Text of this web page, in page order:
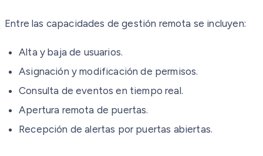
Entre las capacidades de gestión remota se incluyen:
Alta y baja de usuarios.
Asignación y modificación de permisos.
Consulta de eventos en tiempo real.
Apertura remota de puertas.
Recepción de alertas por puertas abiertas.